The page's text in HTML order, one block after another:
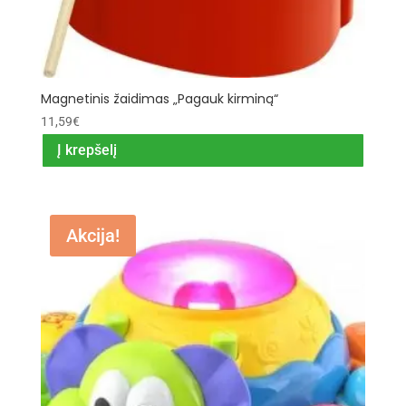
Magnetinis žaidimas „Pagauk kirminą“
11,59€
Į krepšelį
Akcija!